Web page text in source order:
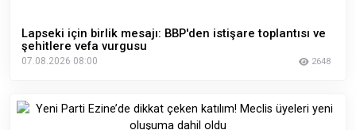
Lapseki için birlik mesajı: BBP'den istişare toplantısı ve
şehitlere vefa vurgusu
07.08.2026 08:00 2648